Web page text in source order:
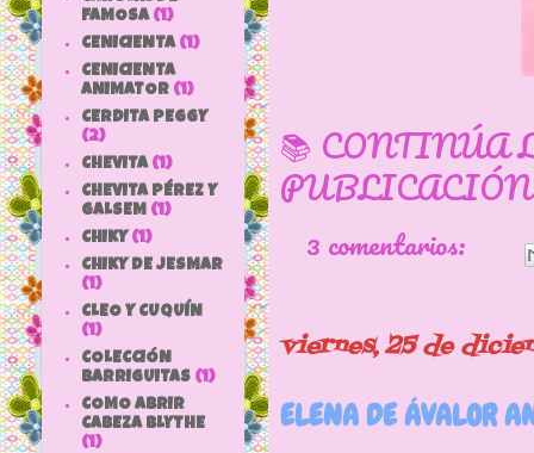
📚 CONTINÚA
3 comentarios:
viernes, 25 de
ELENA DE ÁVALOR
FAMOSA (1)
CENICIENTA (1)
CENICIENTA
ANIMATOR (1)
CERDITA PEGGY
(2)
CHEVITA (1)
CHEVITA PÉREZ Y
GALSEM (1)
CHIKY (1)
CHIKY DE JESMAR
(1)
CLEO Y CUQUÍN
(1)
COLECCIÓN
BARRIGUITAS (1)
COMO ABRIR
CABEZA BLYTHE
(1)